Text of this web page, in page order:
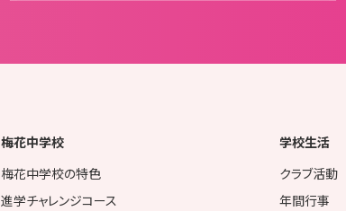
梅花中学校
梅花中学校の特色
進学チャレンジコース
学校生活
クラブ活動
年間行事